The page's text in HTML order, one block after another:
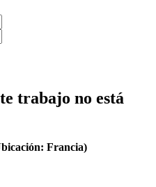
trabajo no está
Francia)